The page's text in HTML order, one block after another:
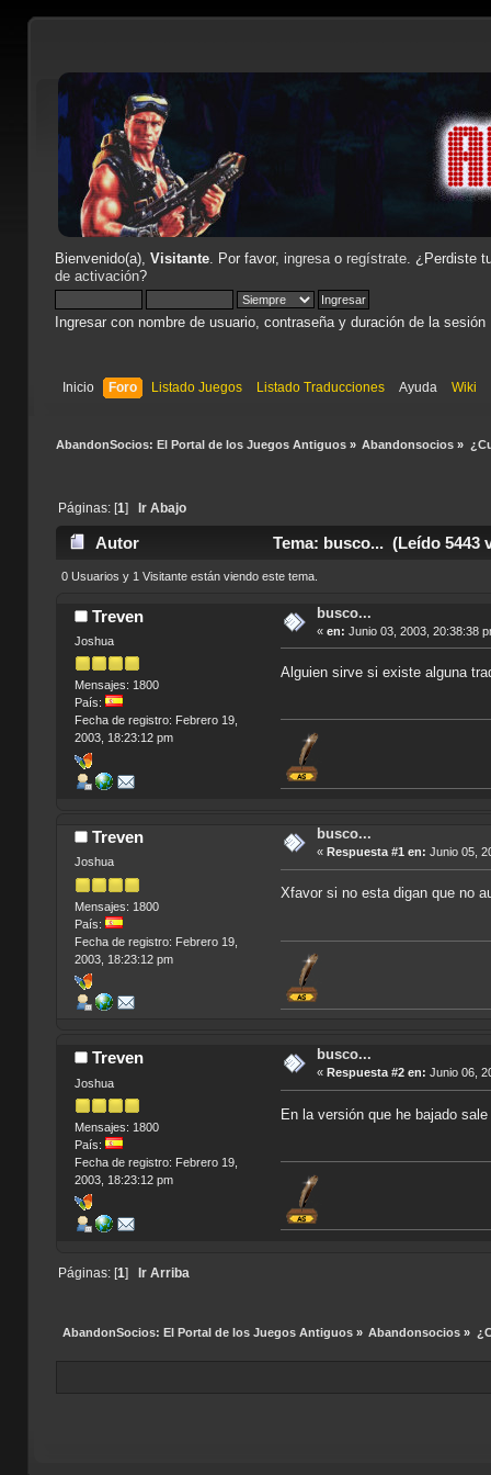
Bienvenido(a), Visitante. Por favor, ingresao regístrate. ¿Perdiste
de activación?
Ingresar con nombre de usuario, contraseña y duración de la sesión
Inicio Foro Listado Juegos Listado Traducciones Ayuda Wiki
AbandonSocios: El Portal de los Juegos Antiguos» Abandonsocios »
Páginas: [1] Ir Abajo
Autor Tema: busco... (Leído 5443
0 Usuarios y 1 Visitante están viendo este tema.
Treven
Joshua
Mensajes: 1800
País:
Fecha de registro: Febrero 19,
2003, 18:23:12 pm
busco...
« en: Junio 03, 2003, 20:38:38
Alguien sirve si existe alguna
Treven
Joshua
Mensajes: 1800
País:
Fecha de registro: Febrero 19,
2003, 18:23:12 pm
busco...
« Respuesta #1 en: Junio 05,
Xfavor si no esta digan que no
Treven
Joshua
Mensajes: 1800
País:
Fecha de registro: Febrero 19,
2003, 18:23:12 pm
busco...
« Respuesta #2 en: Junio 06,
En la versión que he bajado
Páginas: [1] Ir Arriba
AbandonSocios: El Portal de los Juegos Antiguos» Abandonsocios »